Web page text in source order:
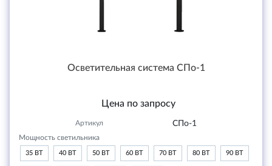
Осветительная система СПо-1
Цена по запросу
Артикул СПо-1
Мощность светильника
35 ВТ 40 ВТ 50 ВТ 60 ВТ 70 ВТ 80 ВТ 90 ВТ